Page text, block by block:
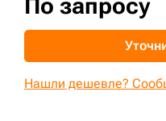
По запросу
Нашли дешевле?
sksale@skdst.ru
+7 (499) 394-50-